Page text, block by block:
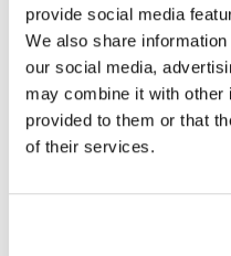
provide social media
We also share
our social media,
may combine it with other
provided to them or that
of their services.